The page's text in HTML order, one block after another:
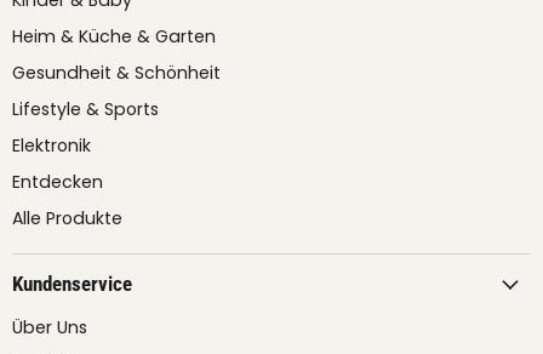
Heim & Küche & Garten
Gesundheit & Schönheit
Lifestyle & Sports
Elektronik
Entdecken
Alle Produkte
Kundenservice
Über Uns